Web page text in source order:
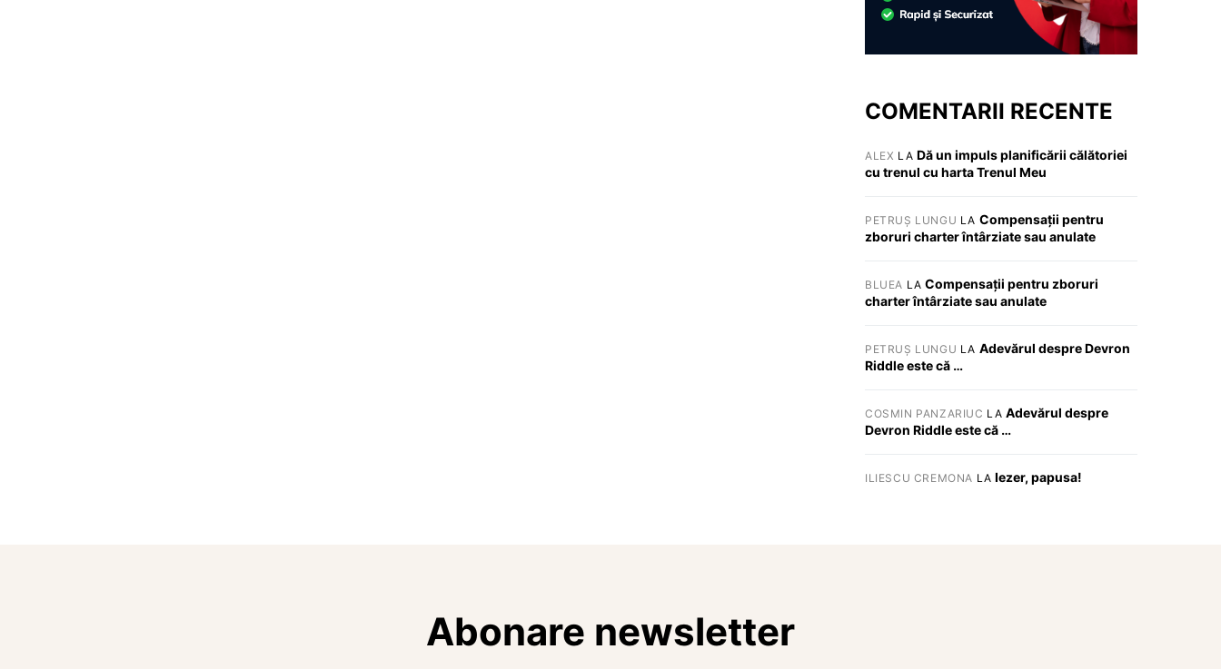
COMENTARII RECENTE
ALEX LA Dă un impuls planificării călătoriei
cu trenul cu harta Trenul Meu
PETRUȘ LUNGU LA Compensații pentru
zboruri charter întârziate sau anulate
BLUEA LACompensații pentru zboruri
charter întârziate sau anulate
PETRUȘ LUNGU LA Adevărul despre Devron
Riddle este că …
COSMIN PANZARIUC LA Adevărul despre
Devron Riddle este că …
ILIESCU CREMONA LA Iezer, papusa!
Abonare newsletter